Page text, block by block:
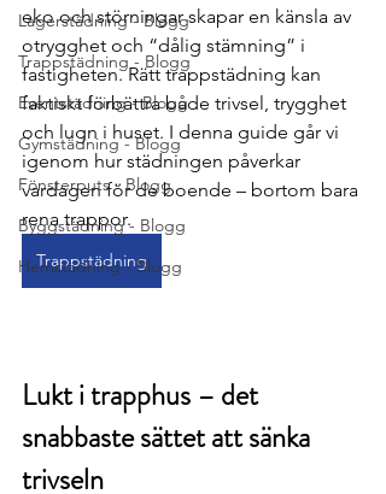
Lagerstädning - Blogg
Trappstädning - Blogg
Eventstädning - Blogg
Gymstädning - Blogg
Fönsterputs - Blogg
Byggstädning - Blogg
Hemstädning - Blogg
eko och störningar skapar en känsla av
otrygghet och “dålig stämning” i
fastigheten. Rätt trappstädning kan
faktiskt förbättra både trivsel, trygghet
och lugn i huset. I denna guide går vi
igenom hur städningen påverkar
vardagen för de boende – bortom bara
rena trappor.
Trappstädning
Lukt i trapphus – det
snabbaste sättet att sänka
trivseln